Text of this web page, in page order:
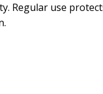
Regular use